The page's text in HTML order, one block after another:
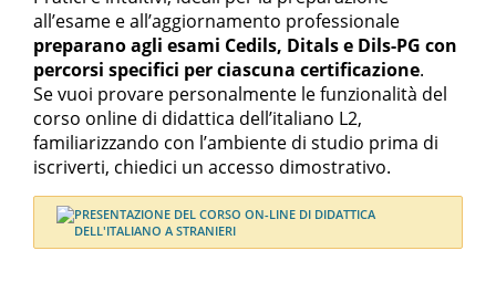
all’esame e all’aggiornamento professionale
preparano agli esami Cedils, Ditals e Dils-PG con
percorsi specifici per ciascuna certificazione.
Se vuoi provare personalmente le funzionalità del
corso online di didattica dell’italiano L2,
familiarizzando con l’ambiente di studio prima di
iscriverti, chiedici un accesso dimostrativo.